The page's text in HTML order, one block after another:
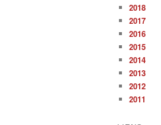
2018
2017
2016
2015
2014
2013
2012
2011